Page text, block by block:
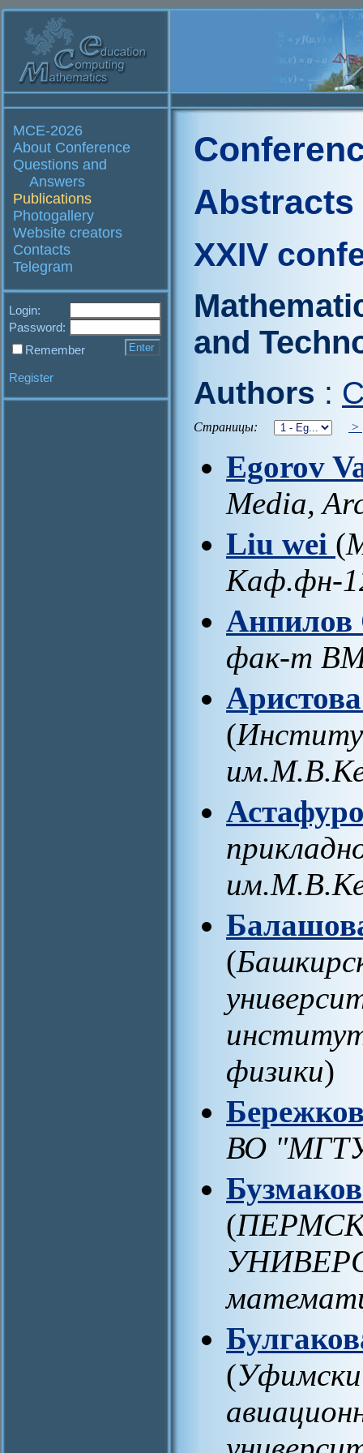
MCE-2026
About Conference
Questions and
Answers
Publications
Photogallery
Website creators
Contacts
Telegram
Login:
Password:
Remember
Register
Abstracts
XXIV
and
Authors :
Страницы: >
Egorov
Media,
Liu wei (
Каф.фн-
Анпилов
фак-т
(
(
физики)
ВО
(
(